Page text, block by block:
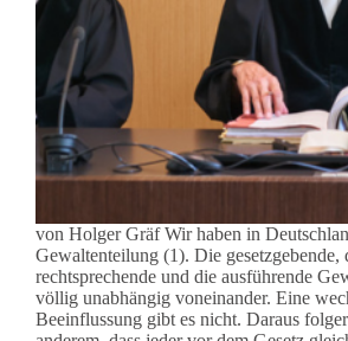
von Holger Gräf Wir haben in
Gewaltenteilung (1). Die gesetzgebende,
rechtsprechende und die ausführende
völlig unabhängig voneinander. Eine
Beeinflussung gibt es nicht. Daraus